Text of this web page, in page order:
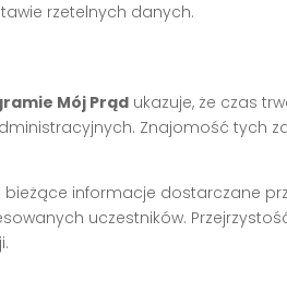
rzetelnych danych.
Mój Prąd ukazuje, że czas
Znajomość tych
informacje dostarczane
uczestników.